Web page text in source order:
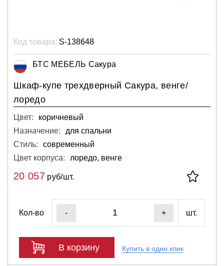
Код товара: S-138648
БТС МЕБЕЛЬ Сакура
Шкаф-купе трехдверный Сакура, венге/
лоредо
Цвет:
коричневый
Назначение:
для спальни
Стиль:
современный
Цвет корпуса:
лоредо, венге
20 057 руб/шт.
Кол-во - + шт.
В корзину Купить в один клик